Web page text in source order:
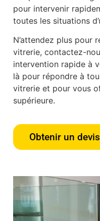
pour intervenir
toutes les situations
N’attendez plus pour
vitrerie, contactez-
intervention rapide à
là pour répondre à
vitrerie et pour vous
supérieure.
Obtenir un